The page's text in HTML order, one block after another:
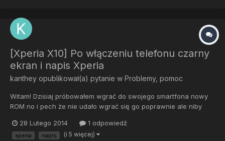
[Xperia X10] Po włączeniu telefonu czarny
ekran i napis Xperia
kanthey opublikował(a) pytanie w Problemy, pomoc
Witam! Dzisiaj próbowałem wgrać do swojego smartfona nowy
ROM no i pech że nie udało wgrać się go poprawnie ale niby
włączyłem telefon z przekonaniem że wszystko zadziała
poprawnie i po napisie "Sony Ericsson" pokazuje się napis
28 Lutego 2014 1 odpowiedź
xperia napis (i 5 więcej)